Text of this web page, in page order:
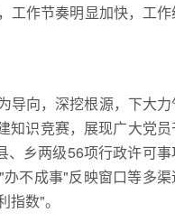
工作节奏明显加快，工作
向，深挖根源，下大力
识竞赛，展现广大党员
、乡两级56项行政许可事
不成事"反映窗口等多渠
数"。